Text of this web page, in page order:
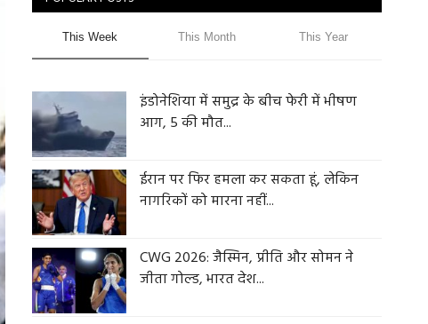
This Week This Month This Year
इंडोनेशिया में समुद्र के बीच फेरी में भीषण
आग, 5 की मौत...
ईरान पर फिर हमला कर सकता हूं, लेकिन
नागरिकों को मारना नहीं...
CWG 2026: जैस्मिन, प्रीति और सोमन ने
जीता गोल्ड, भारत देश...